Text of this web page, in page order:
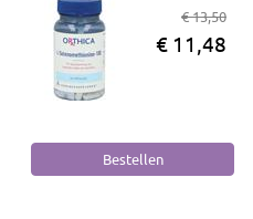
€ 13,50
€ 11,48